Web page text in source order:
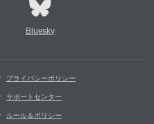
Bluesky
プライバシーポリシー
サポートセンター
ルール＆ポリシー